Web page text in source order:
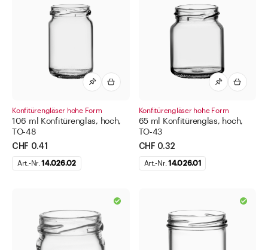
Konfitürengläser hohe Form
106 ml Konfitürenglas, hoch,
TO-48
CHF 0.41
Art.-Nr.14.026.02
Konfitürengläser hohe Form
65 ml Konfitürenglas, hoch,
TO-43
CHF 0.32
Art.-Nr. 14.026.01